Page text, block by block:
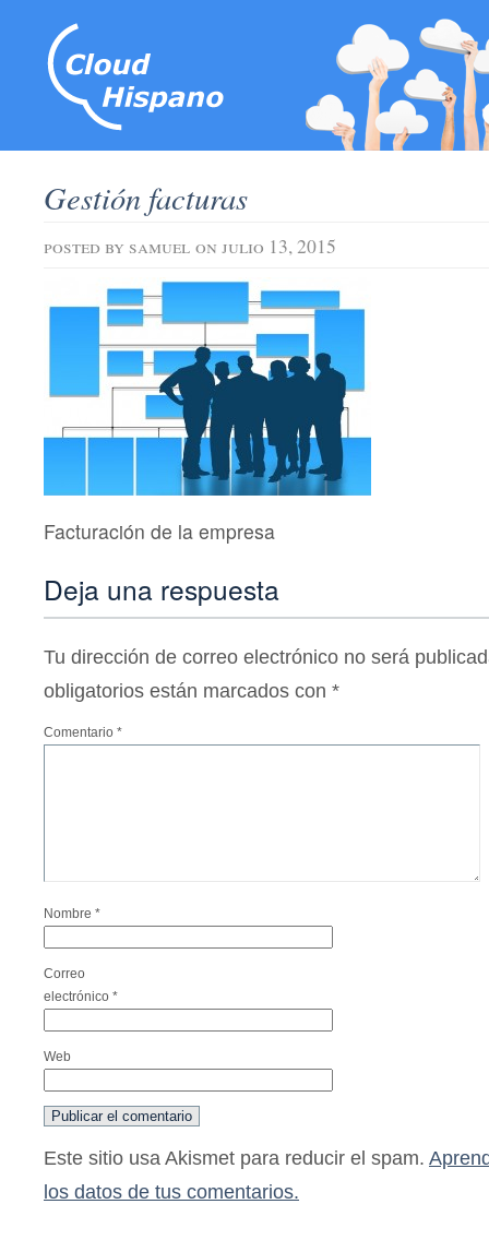
Gestión facturas
posted by samuel on julio 13, 2015
Facturación de la empresa
Deja una respuesta
Tu dirección de correo electrónico no será
obligatorios están marcados con *
Comentario *
Nombre *
Correo
electrónico *
Web
Este sitio usa Akismet para reducir el spam.
los datos de tus comentarios.